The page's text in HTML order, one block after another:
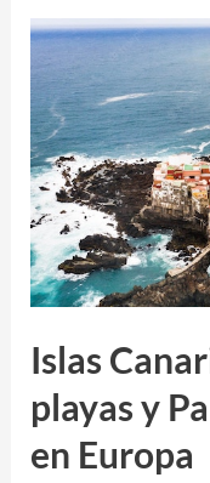
un
destino
con
impactante
belleza
natural
en
Chile
Islas
playas y
en Europa